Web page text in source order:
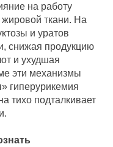
на работу
жировой ткани. На
и уратов
снижая продукцию
и ухудшая
эти механизмы
гиперурикемия
тихо подталкивает